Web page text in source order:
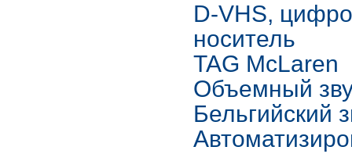
D-VHS,
носитель
TAG McLaren
Объемный
Бельгийский